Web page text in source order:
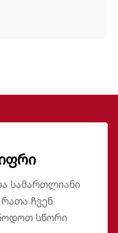
სამართლიანი
ჩვენ
სწორი